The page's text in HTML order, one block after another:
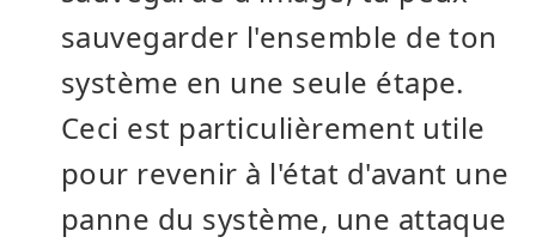
sauvegarder l'ensemble de ton
système en une seule étape.
Ceci est particulièrement utile
pour revenir à l'état d'avant une
panne du système, une attaque